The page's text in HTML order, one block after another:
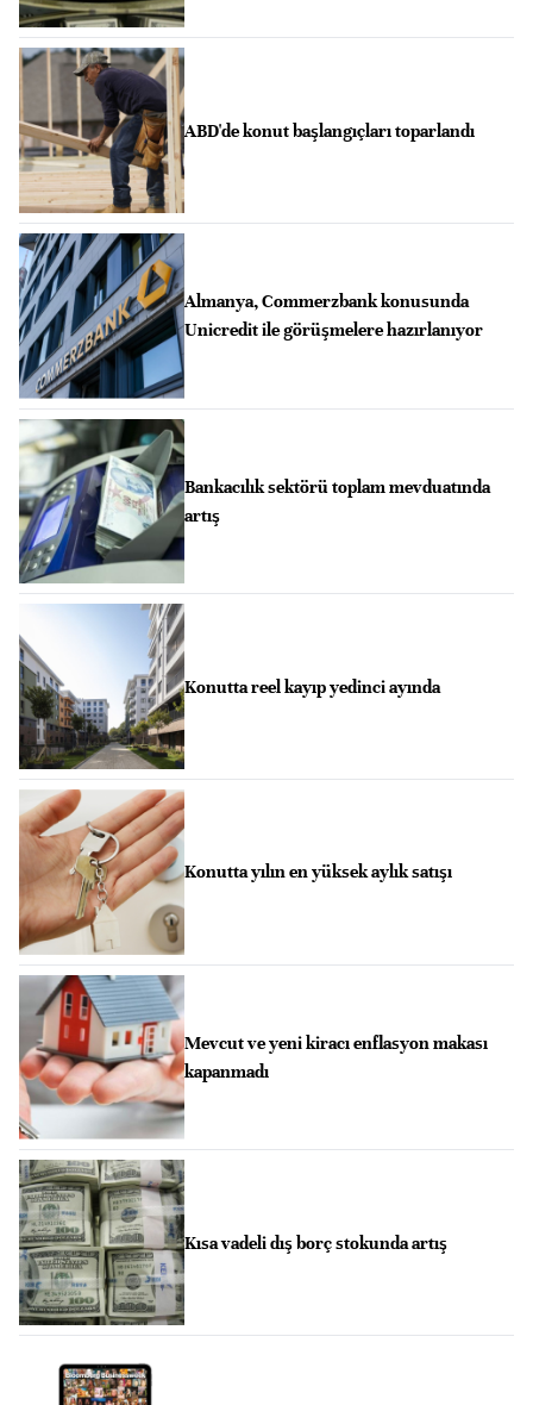
ABD'de konut başlangıçları toparlandı
Almanya, Commerzbank konusunda
Unicredit ile görüşmelere hazırlanıyor
Bankacılık sektörü toplam mevduatında
artış
Konutta reel kayıp yedinci ayında
Konutta yılın en yüksek aylık satışı
Mevcut ve yeni kiracı enflasyon makası
kapanmadı
Kısa vadeli dış borç stokunda artış